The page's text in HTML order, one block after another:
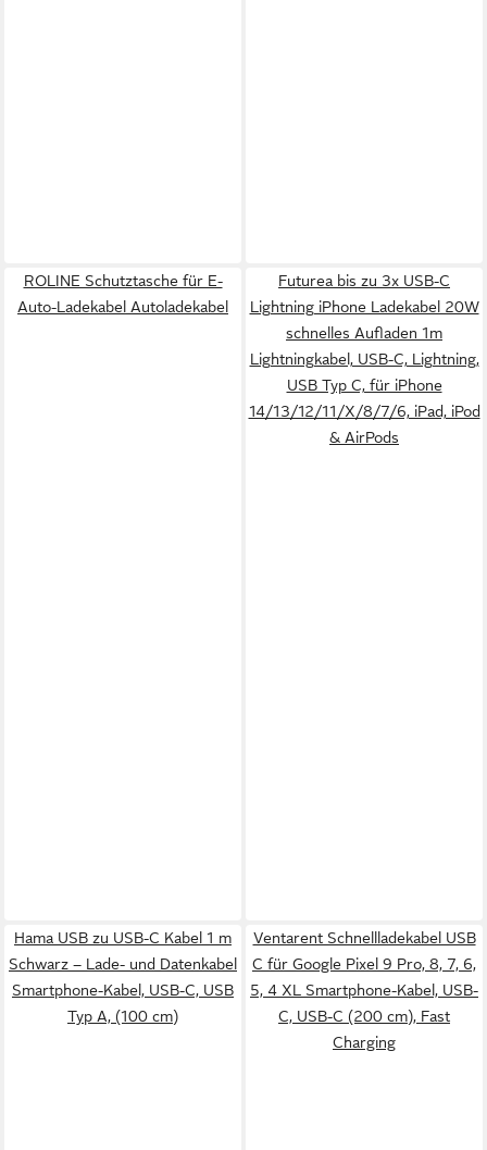
ROLINE Schutztasche für E-
Auto-Ladekabel Autoladekabel
Futurea bis zu 3x USB-C
Lightning iPhone Ladekabel 20W
schnelles Aufladen 1m
Lightningkabel, USB-C, Lightning,
USB Typ C, für iPhone
14/13/12/11/X/8/7/6, iPad, iPod
& AirPods
Hama USB zu USB-C Kabel 1 m
Schwarz – Lade- und Datenkabel
Smartphone-Kabel, USB-C, USB
Typ A, (100 cm)
Ventarent Schnellladekabel USB
C für Google Pixel 9 Pro, 8, 7, 6,
5, 4 XL Smartphone-Kabel, USB-
C, USB-C (200 cm), Fast
Charging